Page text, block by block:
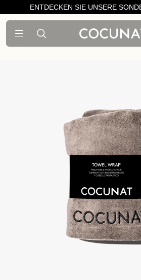
ENTDECKEN SIE UNSERE